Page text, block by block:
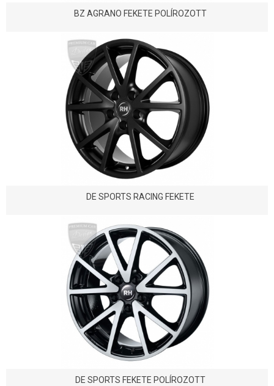
BZ AGRANO FEKETE POLÍROZOTT
DE SPORTS RACING FEKETE
DE SPORTS FEKETE POLÍROZOTT